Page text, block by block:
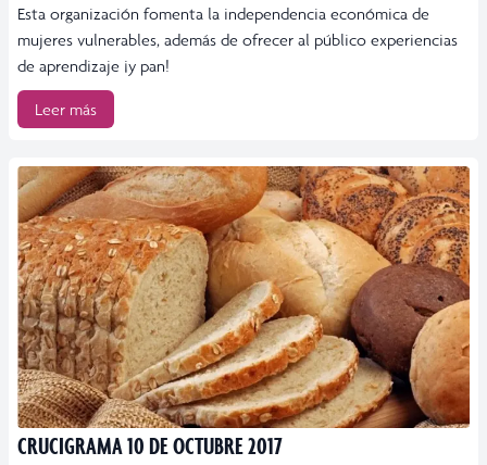
Esta organización fomenta la independencia económica de
mujeres vulnerables, además de ofrecer al público experiencias
de aprendizaje ¡y pan!
Leer más
CRUCIGRAMA 10 DE OCTUBRE 2017